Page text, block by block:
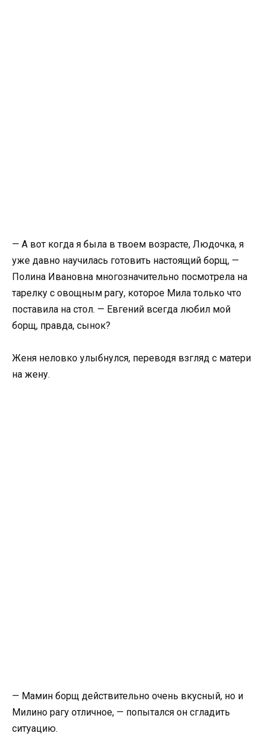
— А вот когда я была в твоем возрасте, Людочка, я
уже давно научилась готовить настоящий борщ, —
Полина Ивановна многозначительно посмотрела на
тарелку с овощным рагу, которое Мила только что
поставила на стол. — Евгений всегда любил мой
борщ, правда, сынок?
Женя неловко улыбнулся, переводя взгляд с матери
на жену.
— Мамин борщ действительно очень вкусный, но и
Милино рагу отличное, — попытался он сгладить
ситуацию.